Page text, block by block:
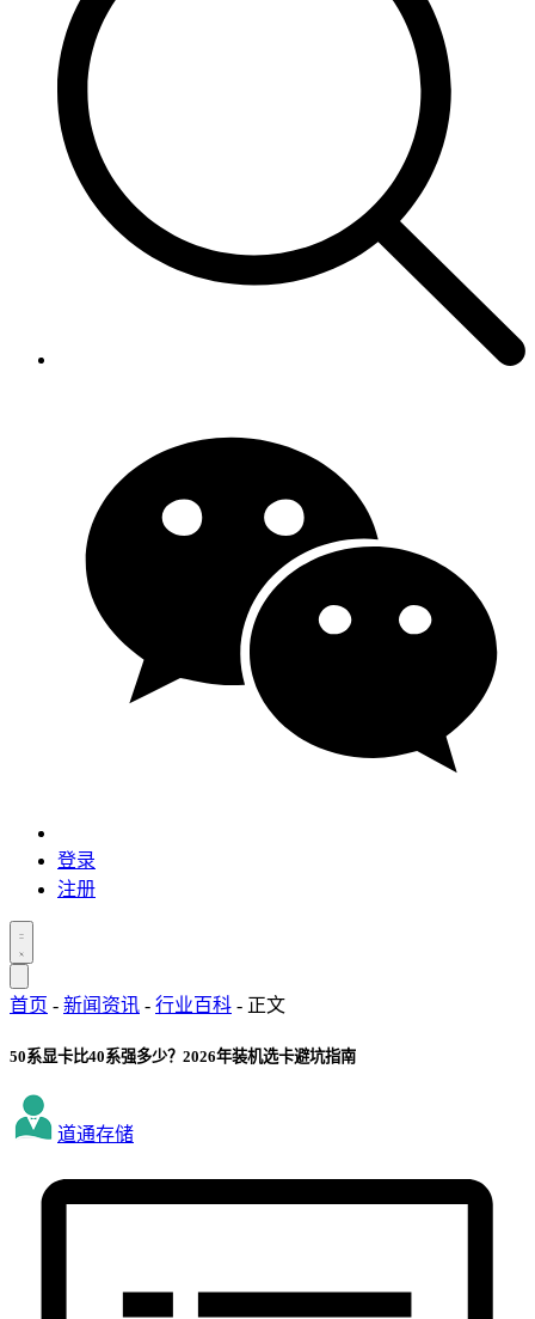
登录
注册
首页 - 新闻资讯 - 行业百科 - 正文
50系显卡比40系强多少？2026年装机选卡避坑指南
道通存储